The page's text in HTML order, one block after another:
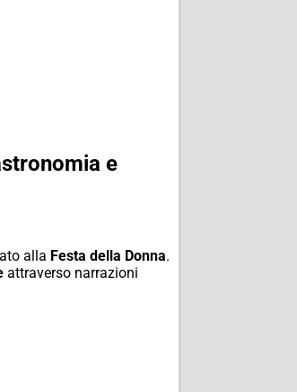
e
alla Festa della Donna.
attraverso narrazioni